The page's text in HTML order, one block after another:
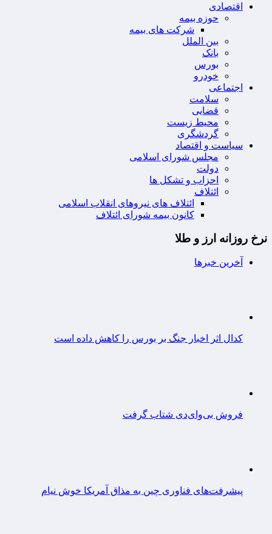
اقتصادی
حوزه بیمه
شرکت های بیمه
بین الملل
بانک
بورس
خودرو
اجتماعی
سلامت
قضایی
محیط زیست
گردشگری
سیاست و اقتصاد
مجلس شورای اسلامی
دولت
احزاب و تشکل ها
ائتلاف
ائتلاف های نیروهای انقلاب اسلامی
کانون بیمه شورای ائتلاف
نرخ روزانه ارز و طلا
آخرین خبرها
کدال اثر اخبار جنگ بر بورس را کاهش داده است
فروش بی‌وای‌دی شتاب گرفت
پیشرفت‌های فناوری چین به مذاق آمریکا خوش نیام